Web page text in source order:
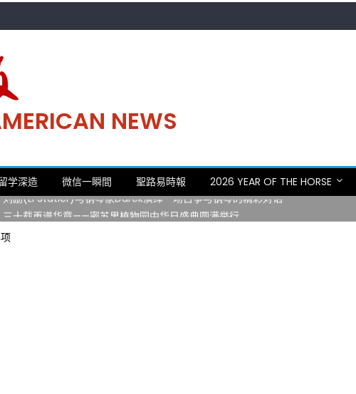
NEWS
学深造 微信一瞬間 聖路易時報 2026 YEAR OF THE HORSE
又相逢。中华日，等你来赴约 —— 密苏里植物园“中华日三十周年特别报道（五）
刘励(Li Statler)与钢琴家Darek演绎一场古筝与钢琴的精彩对话
三十载再谱华章——密苏里植物园中华日盛典圆满举行
相逢